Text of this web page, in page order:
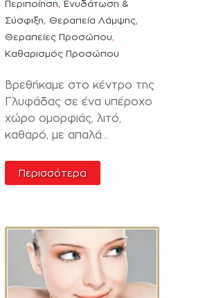
Περιποίηση, Ενυδάτωση &
Σύσφιξη, Θεραπεία Λάμψης,
Θεραπείες Προσώπου,
Καθαρισμός Προσώπου
Βρεθήκαμε στο κέντρο της
Γλυφάδας σε ένα υπέροχο
χώρο ομορφιάς, λιτό,
καθαρό, με απαλά...
Περισσότερα